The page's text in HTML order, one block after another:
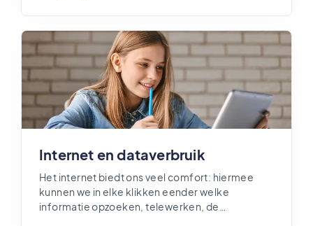
Internet en dataverbruik
Het internet biedt ons veel comfort: hiermee
kunnen we in elke klikken eender welke
informatie opzoeken, telewerken, de